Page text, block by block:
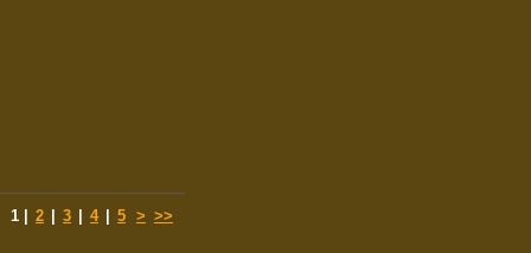
1 2 3 4 5 > >>